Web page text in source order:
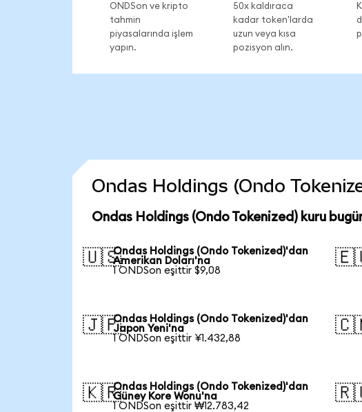
ONDSon ve kripto
tahmin
piyasalarında işlem
yapın.
50x kaldıraca
kadar token'larda
uzun veya kısa
pozisyon alın.
Ondas Holdings (Ondo
Ondas Holdings (Ondo Tokenized) kuru
🇺🇸Ondas Holdings (Ondo Tokenized)'dan
Amerikan Doları'na
1 ONDSon eşittir $9,08
🇯🇵Ondas Holdings (Ondo Tokenized)'dan
Japon Yeni'na
1 ONDSon eşittir ¥1.432,88
🇰🇷Ondas Holdings (Ondo Tokenized)'dan
Güney Kore Wonu'na
1 ONDSon eşittir ₩12.783,42